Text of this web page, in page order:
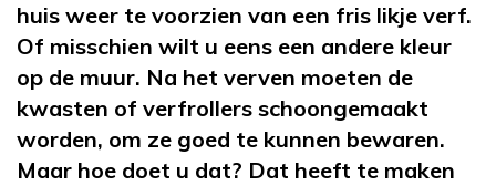
huis weer te voorzien van een fris likje verf.
Of misschien wilt u eens een andere kleur
op de muur. Na het verven moeten de
kwasten of verfrollers schoongemaakt
worden, om ze goed te kunnen bewaren.
Maar hoe doet u dat? Dat heeft te maken